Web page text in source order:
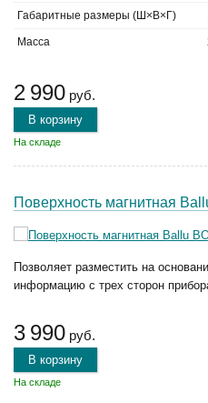
Габаритные размеры (Ш×В×Г)
Масса
2 990 руб.
В корзину
На складе
Поверхность магнитная
Позволяет разместить на
информацию с трех сторон
3 990 руб.
В корзину
На складе